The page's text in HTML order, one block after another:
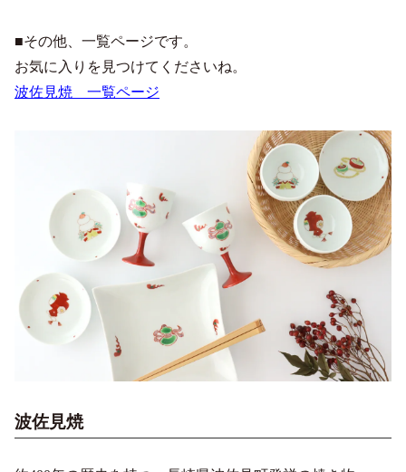
■その他、一覧ページです。
お気に入りを見つけてくださいね。
波佐見焼 一覧ページ
波佐見焼